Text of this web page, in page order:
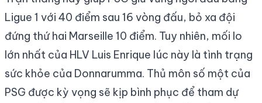
Ligue 1 với 40 điểm sau 16 vòng đấu, bỏ xa đội
đứng thứ hai Marseille 10 điểm. Tuy nhiên, mối lo
lớn nhất của HLV Luis Enrique lúc này là tình trạng
sức khỏe của Donnarumma. Thủ môn số một của
PSG được kỳ vọng sẽ kịp bình phục để tham dự